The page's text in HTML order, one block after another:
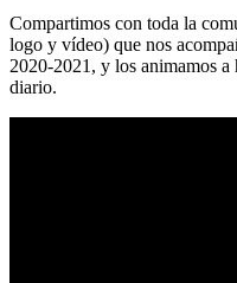
Compartimos con toda la
logo y vídeo) que nos
2020-2021, y los animamos a
diario.